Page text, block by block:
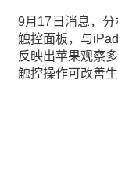
9月17日消息，
触控面板，与
反映出苹果观察
触控操作可改善